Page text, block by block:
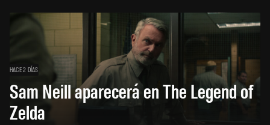
HACE 2 DÍAS
Sam Neill aparecerá en The Legend of
Zelda